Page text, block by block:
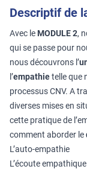
Descriptif de
Avec le MODULE 2,
qui se passe pour
nous découvrons l’
l’empathietelle que
processus CNV. A
diverses mises en
cette pratique de
comment aborder le
L’auto-empathie
L’écoute